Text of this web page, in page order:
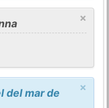
×
×
del mar de